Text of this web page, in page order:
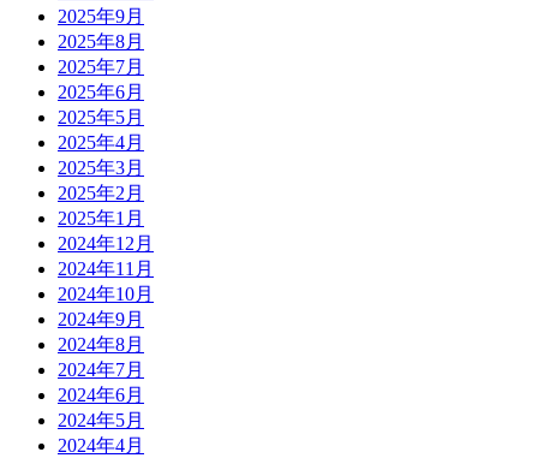
2025年9月
2025年8月
2025年7月
2025年6月
2025年5月
2025年4月
2025年3月
2025年2月
2025年1月
2024年12月
2024年11月
2024年10月
2024年9月
2024年8月
2024年7月
2024年6月
2024年5月
2024年4月